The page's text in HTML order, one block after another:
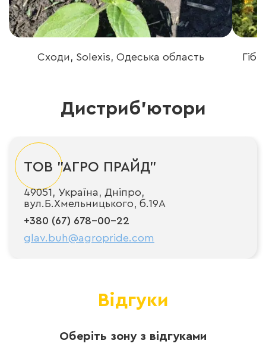
Сходи, Solexis, Одеська область
Дистриб'ютори
ТОВ "АГРО ПРАЙД"
49051, Україна, Дніпро,
вул.Б.Хмельницького, б.19А
+380 (67) 678-00-22
glav.buh@agropride.com
Відгуки
Оберіть зону з відгуками